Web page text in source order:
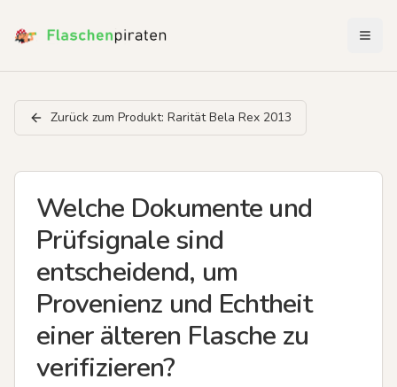
Zurück zum Produkt: Rarität Bela Rex 2013
Welche Dokumente und
Prüfsignale sind
entscheidend, um
Provenienz und Echtheit
einer älteren Flasche zu
verifizieren?